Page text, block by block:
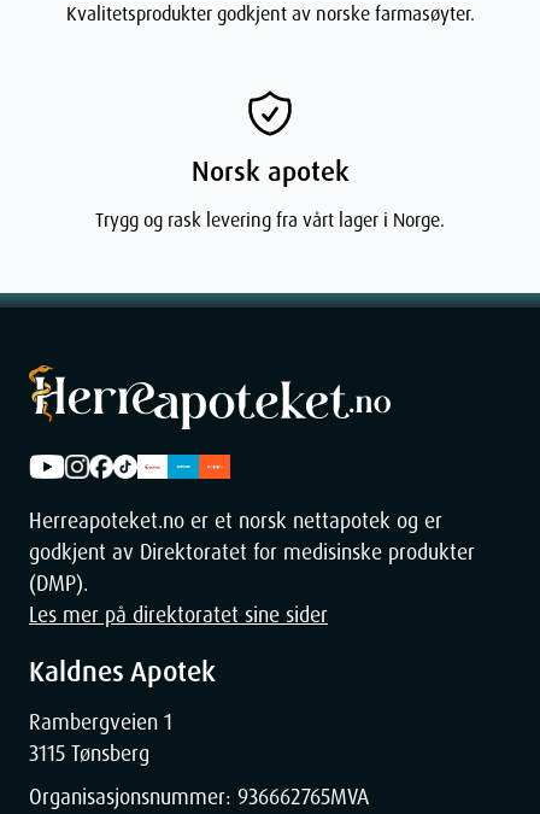
Kvalitetsprodukter godkjent av norske farmasøyter.
Norsk apotek
Trygg og rask levering fra vårt lager i Norge.
Herreapoteket.no er et norsk nettapotek og er
godkjent av Direktoratet for medisinske produkter
(DMP).
Les mer på direktoratet sine sider
Kaldnes Apotek
Rambergveien 1
3115 Tønsberg
Organisasjonsnummer: 936662765MVA